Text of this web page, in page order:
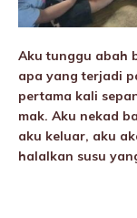
Aku tunggu abah
apa yang terjadi
pertama kali
mak. Aku nekad
aku keluar, aku
halalkan susu